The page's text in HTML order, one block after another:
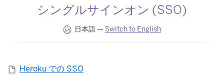
シングルサインオン (SSO)
日本語 — Switch to English
Heroku での SSO